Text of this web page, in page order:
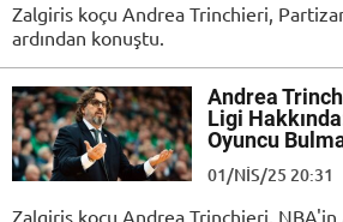
Zalgiris koçu Andrea Trinchieri,
ardından konuştu.
Andrea
Ligi
Oyuncu
01/NIS/25 20:31
Zalgiris koçu Andrea Trinchieri,